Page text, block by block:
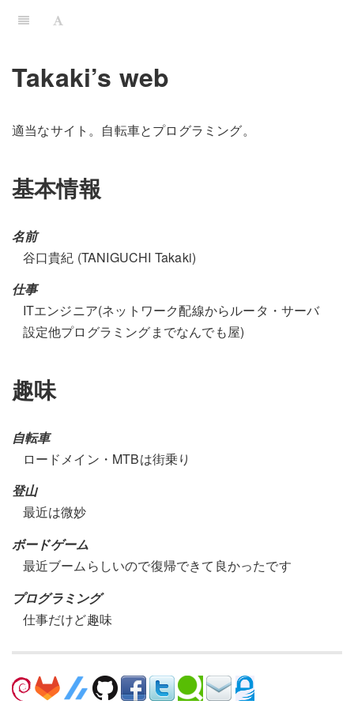
Takaki’s web
適当なサイト。自転車とプログラミング。
基本情報
名前
谷口貴紀 (TANIGUCHI Takaki)
仕事
ITエンジニア(ネットワーク配線からルータ・サーバ
設定他プログラミングまでなんでも屋)
趣味
自転車
ロードメイン・MTBは街乗り
登山
最近は微妙
ボードゲーム
最近ブームらしいので復帰できて良かったです
プログラミング
仕事だけど趣味